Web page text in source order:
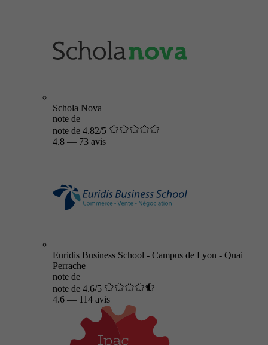
Schola Nova
note de
note de 4.82/5
4.8 — 73 avis
Euridis Business School - Campus de Lyon - Quai
Perrache
note de
note de 4.6/5
4.6 — 114 avis